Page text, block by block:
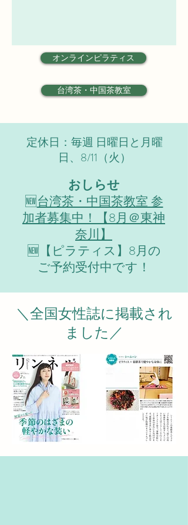
オンラインピラティス
台湾茶・中国茶教室
定休日：毎週 日曜日と月曜
日、8/11（火）
おしらせ
​🆕台湾茶・中国茶教室 参
加者募集中！【8月＠東神
奈川】
🆕【ピラティス】8月の
ご予約受付中です！
＼全国女性誌に掲載され
ました／